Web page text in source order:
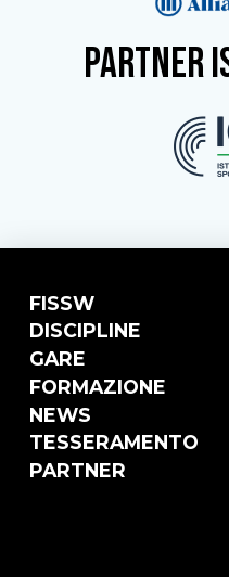
partner
FISSW
DISCIPLINE
GARE
FORMAZIONE
NEWS
TESSERAMENTO
PARTNER